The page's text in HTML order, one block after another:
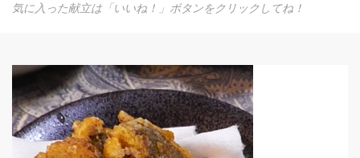
気に入った献立は「いいね！」ボタンをクリックしてね！